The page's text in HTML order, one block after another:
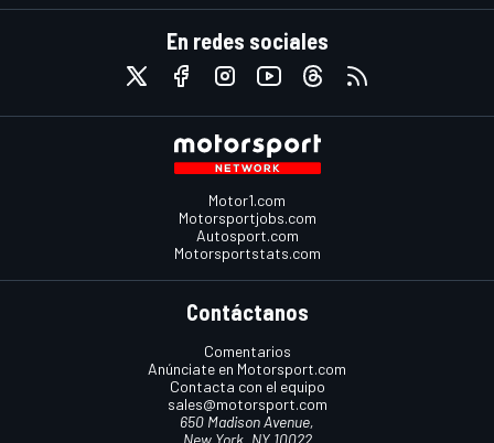
En redes sociales
Motor1.com
Motorsportjobs.com
Autosport.com
Motorsportstats.com
Contáctanos
Comentarios
Anúnciate en Motorsport.com
Contacta con el equipo
sales@motorsport.com
650 Madison Avenue,
New York, NY 10022